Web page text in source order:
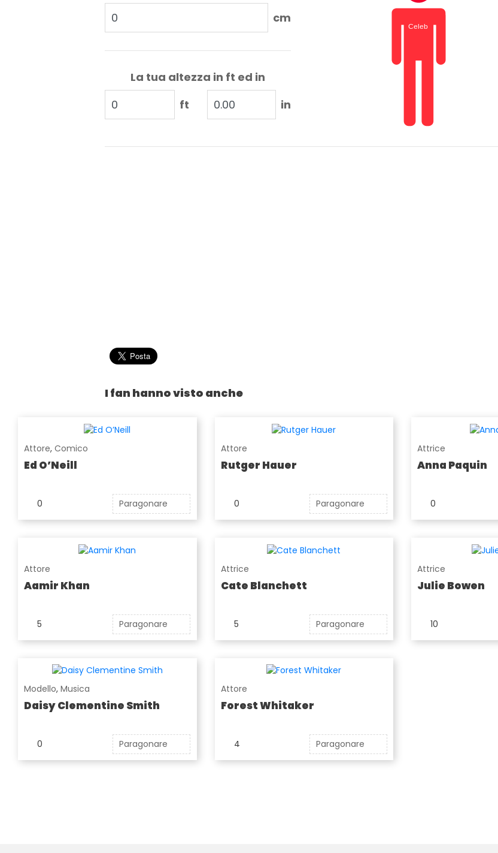
cm
La tua altezza in ft ed in
ft
in
I fan hanno visto anche
Attore, Comico
Ed O’Neill
0 Paragonare
Attore
Rutger Hauer
0 Paragonare
Attrice
Anna Paquin
0
Attore
Aamir Khan
5 Paragonare
Attrice
Cate Blanchett
5 Paragonare
Attrice
Julie Bowen
10
Modello, Musica
Daisy Clementine Smith
0 Paragonare
Attore
Forest Whitaker
4 Paragonare